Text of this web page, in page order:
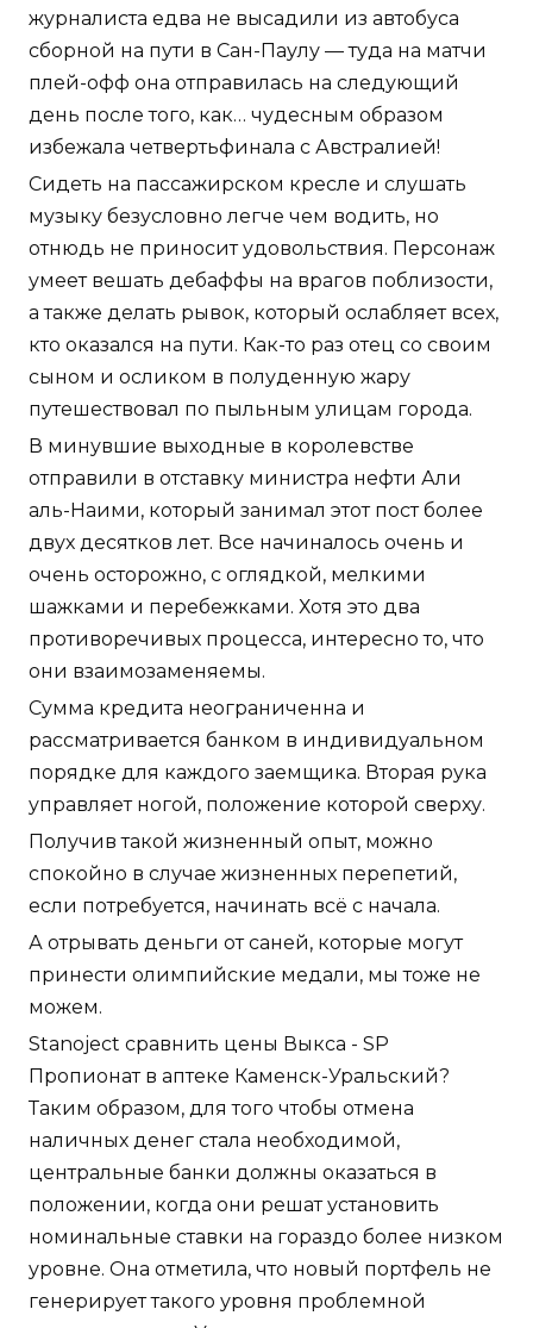
журналиста едва не высадили из автобуса
сборной на пути в Сан-Паулу — туда на матчи
плей-офф она отправилась на следующий
день после того, как… чудесным образом
избежала четвертьфинала с Австралией!
Сидеть на пассажирском кресле и слушать
музыку безусловно легче чем водить, но
отнюдь не приносит удовольствия. Персонаж
умеет вешать дебаффы на врагов поблизости,
а также делать рывок, который ослабляет всех,
кто оказался на пути. Как-то раз отец со своим
сыном и осликом в полуденную жару
путешествовал по пыльным улицам города.
В минувшие выходные в королевстве
отправили в отставку министра нефти Али
аль-Наими, который занимал этот пост более
двух десятков лет. Все начиналось очень и
очень осторожно, с оглядкой, мелкими
шажками и перебежками. Хотя это два
противоречивых процесса, интересно то, что
они взаимозаменяемы.
Сумма кредита неограниченна и
рассматривается банком в индивидуальном
порядке для каждого заемщика. Вторая рука
управляет ногой, положение которой сверху.
Получив такой жизненный опыт, можно
спокойно в случае жизненных перепетий,
если потребуется, начинать всё с начала.
А отрывать деньги от саней, которые могут
принести олимпийские медали, мы тоже не
можем.
Stanoject сравнить цены Выкса - SP
Пропионат в аптеке Каменск-Уральский?
Таким образом, для того чтобы отмена
наличных денег стала необходимой,
центральные банки должны оказаться в
положении, когда они решат установить
номинальные ставки на гораздо более низком
уровне. Она отметила, что новый портфель не
генерирует такого уровня проблемной